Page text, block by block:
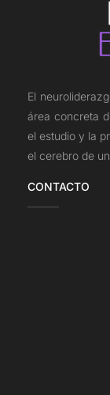
El
área concreta
el estudio y la
el cerebro de un
CONTACTO